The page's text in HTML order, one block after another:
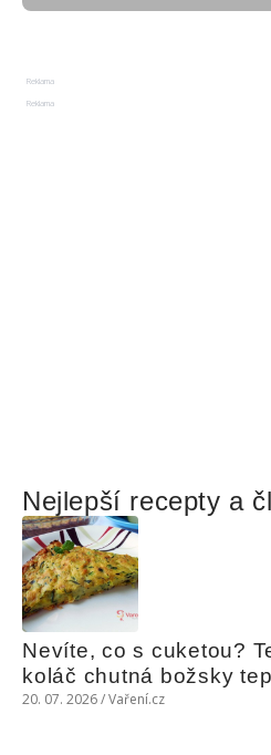
Reklama
Reklama
Nejlepší recepty a
Nevíte, co s cuketou?
koláč chutná božsky
20. 07. 2026 / Vaření.cz